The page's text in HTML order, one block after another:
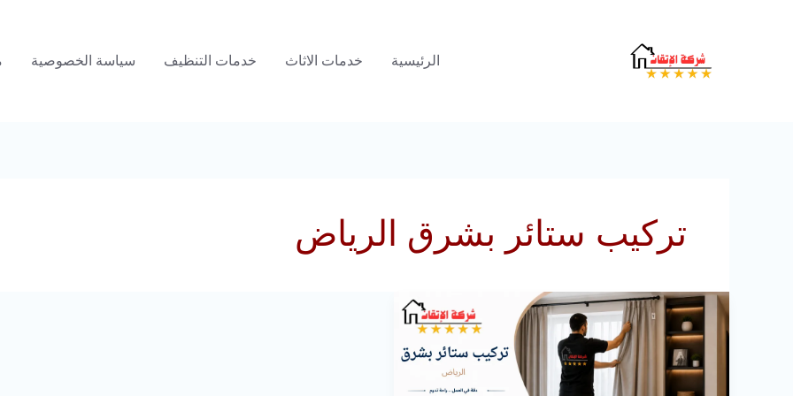
الرئيسية خدمات الاثاث خدمات التنظيف سياسة الخصوصية
تركيب ستائر بشرق الرياض
تركيب
ستائر
بشرق
الرياض